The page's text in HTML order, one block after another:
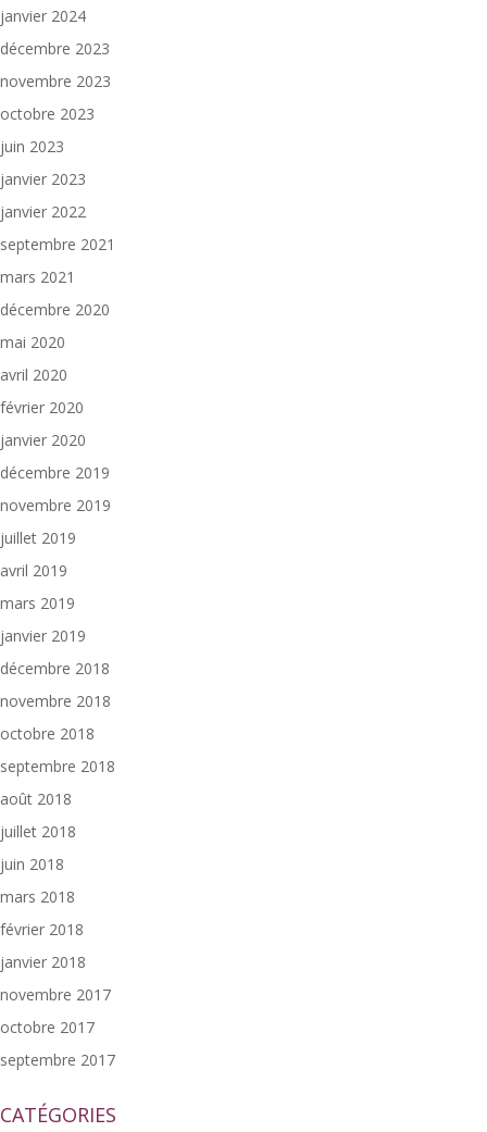
janvier 2024
décembre 2023
novembre 2023
octobre 2023
juin 2023
janvier 2023
janvier 2022
septembre 2021
mars 2021
décembre 2020
mai 2020
avril 2020
février 2020
janvier 2020
décembre 2019
novembre 2019
juillet 2019
avril 2019
mars 2019
janvier 2019
décembre 2018
novembre 2018
octobre 2018
septembre 2018
août 2018
juillet 2018
juin 2018
mars 2018
février 2018
janvier 2018
novembre 2017
octobre 2017
septembre 2017
CATÉGORIES